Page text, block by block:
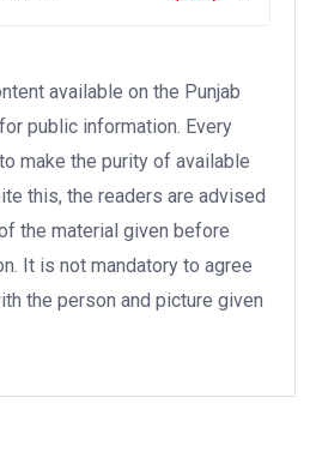
available on the Punjab
public information. Every
make the purity of available
this, the readers are advised
the material given before
It is not mandatory to agree
the person and picture given